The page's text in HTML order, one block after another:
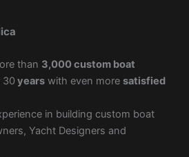
than 3,000 custom boat
30 yearswith even more satisfied
in building custom boat
Yacht Designers and